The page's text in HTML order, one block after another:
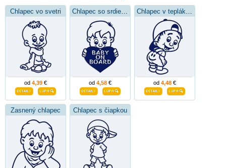
Chlapec vo svetri
od 4,39 €
Chlapec so srdiečkom
od 4,58 €
Chlapec v teplákoch
od 4,48 €
Zasnený chlapec Chlapec s čiapkou